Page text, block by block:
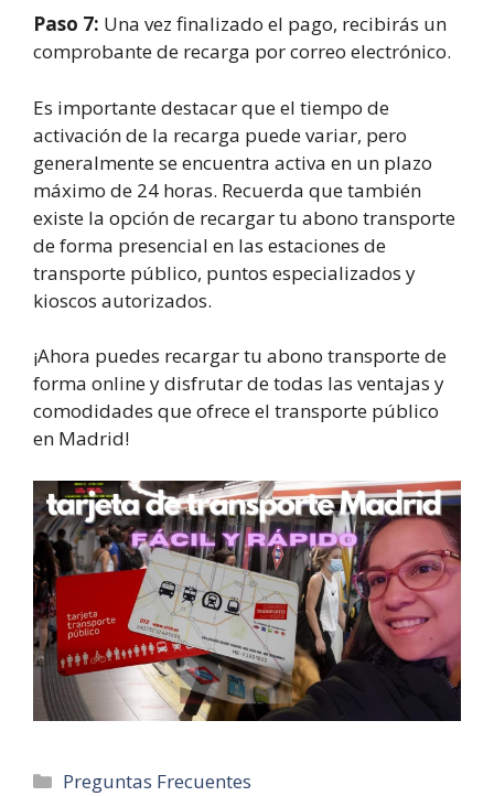
Paso 7: Una vez finalizado el pago, recibirás un
comprobante de recarga por correo electrónico.
Es importante destacar que el tiempo de
activación de la recarga puede variar, pero
generalmente se encuentra activa en un plazo
máximo de 24 horas. Recuerda que también
existe la opción de recargar tu abono transporte
de forma presencial en las estaciones de
transporte público, puntos especializados y
kioscos autorizados.
¡Ahora puedes recargar tu abono transporte de
forma online y disfrutar de todas las ventajas y
comodidades que ofrece el transporte público
en Madrid!
Categorías
Preguntas Frecuentes